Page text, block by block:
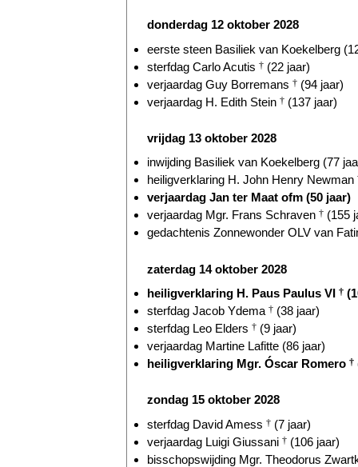
donderdag 12 oktober 2028
eerste steen Basiliek van Koekelberg
sterfdag Carlo Acutis † (22 jaar)
verjaardag Guy Borremans † (94 jaar)
verjaardag H. Edith Stein † (137 jaar)
vrijdag 13 oktober 2028
inwijding Basiliek van Koekelberg (77
heiligverklaring H. John Henry Newman
verjaardag Jan ter Maat ofm (50 jaar)
verjaardag Mgr. Frans Schraven † (155
gedachtenis Zonnewonder OLV van
zaterdag 14 oktober 2028
heiligverklaring H. Paus Paulus VI †
sterfdag Jacob Ydema † (38 jaar)
sterfdag Leo Elders † (9 jaar)
verjaardag Martine Lafitte (86 jaar)
heiligverklaring Mgr. Óscar Romero †
zondag 15 oktober 2028
sterfdag David Amess † (7 jaar)
verjaardag Luigi Giussani † (106 jaar)
bisschopswijding Mgr. Theodorus